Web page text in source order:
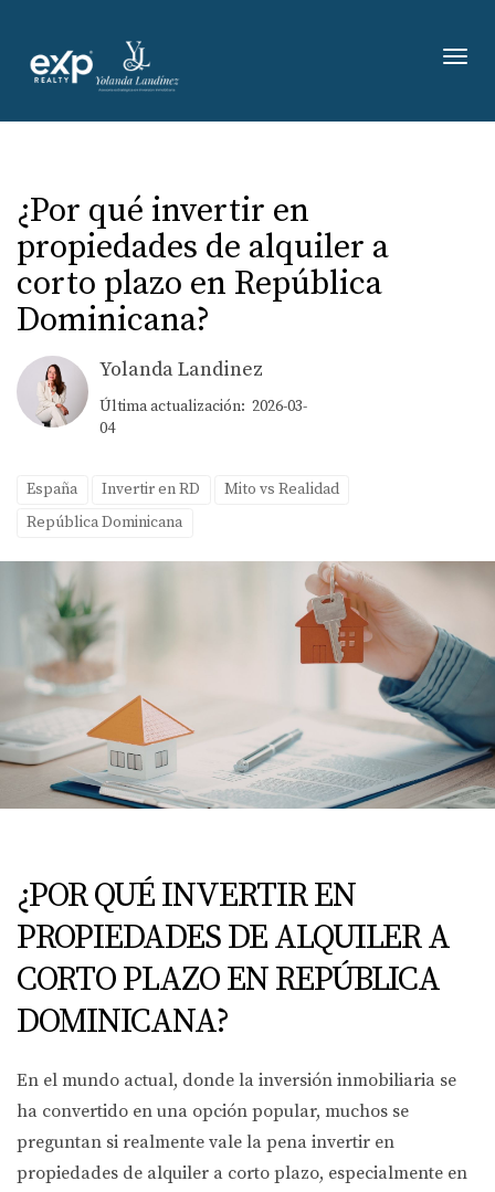
¿Por qué invertir en
propiedades de alquiler a
corto plazo en República
Dominicana?
Yolanda Landinez
Última actualización: 2026-03-
04
España Invertir en RD
Mito vs Realidad
República Dominicana
¿POR QUÉ INVERTIR EN
PROPIEDADES DE ALQUILER A
CORTO PLAZO EN REPÚBLICA
DOMINICANA?
En el mundo actual, donde la inversión inmobiliaria se
ha convertido en una opción popular, muchos se
preguntan si realmente vale la pena invertir en
propiedades de alquiler a corto plazo, especialmente en